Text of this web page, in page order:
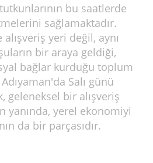
bu saatlerde
sağlamaktadır.
alışveriş yeri değil, aynı
bir araya geldiği,
bağlar kurduğu toplum
Salı günü
geleneksel bir alışveriş
yanında, yerel ekonomiyi
da bir parçasıdır.